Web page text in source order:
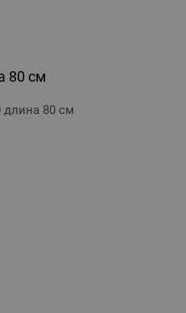
80 см
длина 80 см